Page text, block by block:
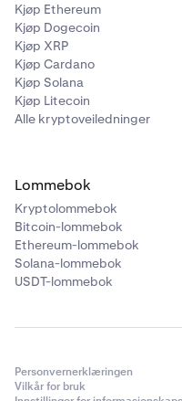
• LINK
• DAI
• PAXG
• USDC
• AAVE
• MANA
• MATIC
• SOL
• FTM
Kjøp Ethereum
Kjøp Dogecoin
Kjøp XRP
Kjøp Cardano
Kjøp Solana
Kjøp Litecoin
Alle kryptoveiledninger
Lommebok
Kryptolommebok
Bitcoin-lommebok
Ethereum-lommebok
Solana-lommebok
USDT-lommebok
Personvernerklæringen
Vilkår for bruk